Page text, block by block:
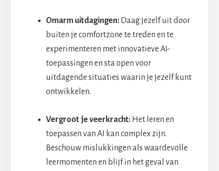
Omarm uitdagingen:Daag jezelf uit door
buiten je comfortzone te treden en te
experimenteren met innovatieve AI-
toepassingen en sta open voor
uitdagende situaties waarin je jezelf kunt
ontwikkelen.
Vergroot je veerkracht: Het leren en
toepassen van AI kan complex zijn.
Beschouw mislukkingen als waardevolle
leermomenten en blijf in het geval van